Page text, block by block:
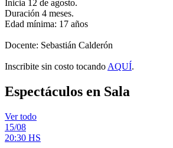
Inicia 12 de agosto.
Duración 4 meses.
Edad mínima: 17 años
Docente: Sebastián Calderón
Inscribite sin costo tocando AQUÍ.
Espectáculos en Sala
Ver todo
15/08
20:30 HS